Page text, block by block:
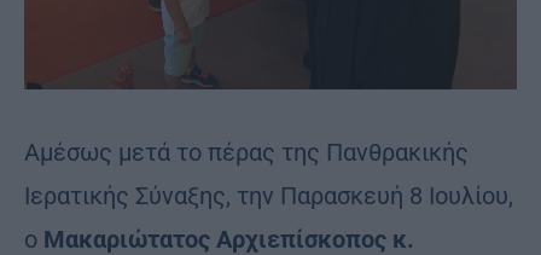
Αμέσως μετά το πέρας της Πανθρακικής
Ιερατικής Σύναξης, την Παρασκευή 8 Ιουλίου,
ο Μακαριώτατος Αρχιεπίσκοπος κ.